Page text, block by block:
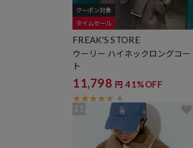
クーポン対象
タイムセール
FREAK'S STORE
ウーリー ハイネックロングコー
ト
11,798 円 41%OFF
6
21